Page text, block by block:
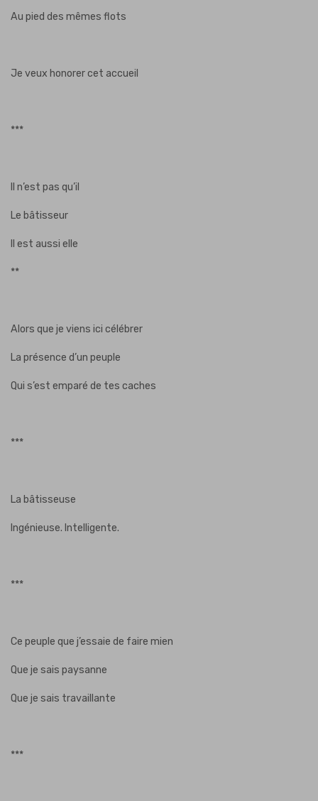
Au pied des mêmes flots
Je veux honorer cet accueil
***
Il n’est pas qu’il
Le bâtisseur
Il est aussi elle
**
Alors que je viens ici célébrer
La présence d’un peuple
Qui s’est emparé de tes caches
***
La bâtisseuse
Ingénieuse. Intelligente.
***
Ce peuple que j’essaie de faire mien
Que je sais paysanne
Que je sais travaillante
***